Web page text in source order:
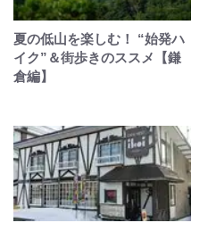
夏の低山を楽しむ！ “始発ハ
イク”＆街歩きのススメ【鎌
倉編】